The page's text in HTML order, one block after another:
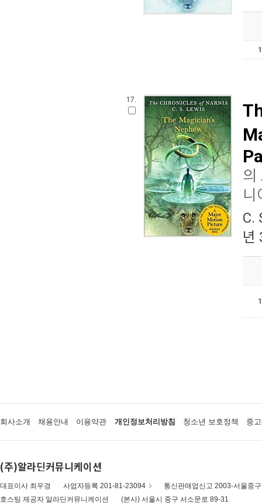
17.
의
니
C.
년
회사소개 채용안내 이용약관 개인정보처리방침 청소년 보호정책 중
(주)알라딘커뮤니케이션
대표이사 최우경 사업자등록 201-81-23094
통신판매업신고 2003-서울중
호스팅 제공자 알라딘커뮤니케이션
(본사) 서울시 중구 서소문로 89-31